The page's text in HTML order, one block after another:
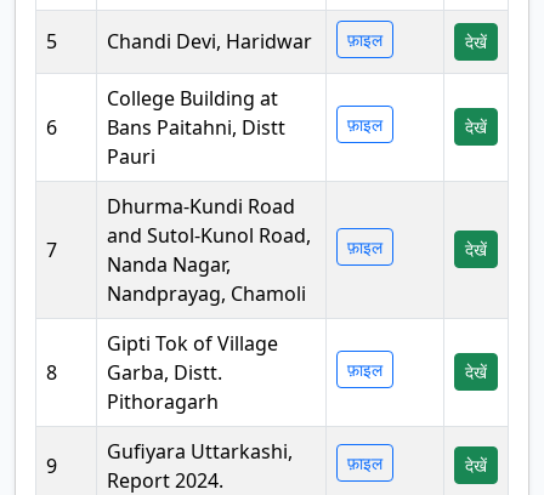
5 Chandi Devi, Haridwar फ़ाइल देखें
6
College Building at
Bans Paitahni, Distt
Pauri
फ़ाइल देखें
7
Dhurma-Kundi Road
and Sutol-Kunol Road,
Nanda Nagar,
Nandprayag, Chamoli
फ़ाइल देखें
8
Gipti Tok of Village
Garba, Distt.
Pithoragarh
फ़ाइल देखें
9
Gufiyara Uttarkashi,
Report 2024.
फ़ाइल देखें